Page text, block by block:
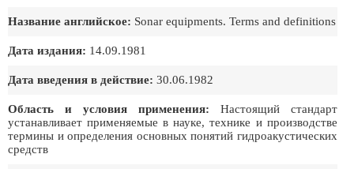
Название английское: Sonar equipments. Terms and definitions
Дата издания: 14.09.1981
Дата введения в действие: 30.06.1982
Область и условия применения: Настоящий стандарт
устанавливает применяемые в науке, технике и производстве
термины и определения основных понятий гидроакустических
средств